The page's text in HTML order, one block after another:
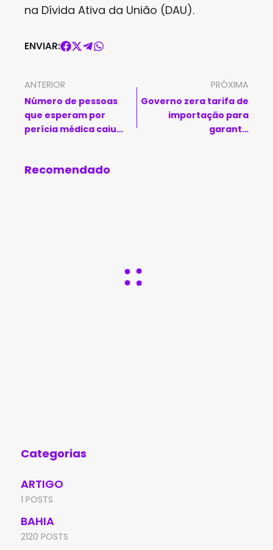
na Dívida Ativa da União (DAU).
ENVIAR:
ANTERIOR
Número de pessoas
que esperam por
perícia médica caiu
PRÓXIMA
Governo zera tarifa de
importação para
garantir
Recomendado
Categorias
ARTIGO
1 POSTS
BAHIA
2120 POSTS